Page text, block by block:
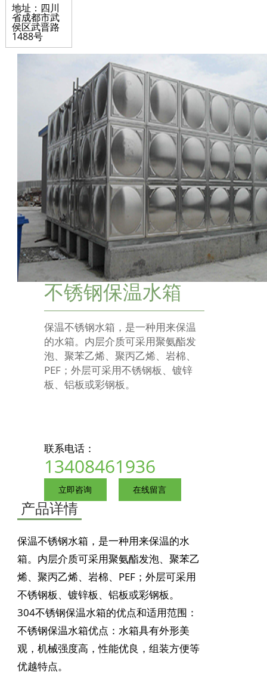
地址：四川
省成都市武
侯区武晋路
1488号
不锈钢保温水箱
保温不锈钢水箱，是一种用来保温
的水箱。内层介质可采用聚氨酯发
泡、聚苯乙烯、聚丙乙烯、岩棉、
PEF；外层可采用不锈钢板、镀锌
板、铝板或彩钢板。
联系电话：
13408461936
立即咨询 在线留言
产品详情
保温不锈钢水箱 ，是一种用来保温的水
箱。内层介质可采用聚氨酯发泡、聚苯乙
烯、聚丙乙烯、岩棉、PEF；外层可采用
不锈钢板、镀锌板、铝板或彩钢板。
304不锈钢保温水箱的优点和适用范围：
不锈钢保温水箱优点：水箱具有外形美
观，机械强度高，性能优良，组装方便等
优越特点。